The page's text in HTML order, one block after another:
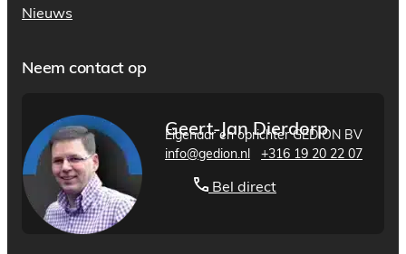
Nieuws
Neem contact op
Geert-Jan Dierdorp
Eigenaar en oprichter GEDION BV
info@gedion.nl
+316 19 20 22 07
Bel direct